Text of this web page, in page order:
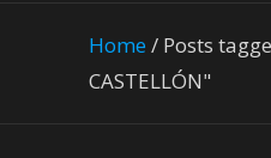
Home/ Posts
CASTELLÓN"